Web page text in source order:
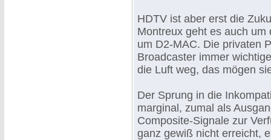
HDTV ist aber erst die
Montreux geht es auch um
um D2-MAC. Die privaten
Broadcaster immer
die Luft weg, das mögen
Der Sprung in die
marginal, zumal als
Composite-Signale zur
ganz gewiß nicht erreicht,